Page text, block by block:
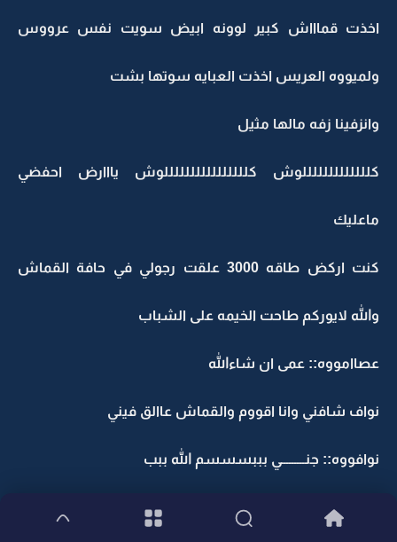
اخذت قماااش كبير لوونه ابيض سويت نفس عرووس
ولميووه العريس اخذت العبايه سوتها بشت
وانزفينا زفه مالها مثيل
كلللللللللللللوش كللللللللللللللللوش يااارض احفضي
ماعليك
كنت اركض طاقه 3000 علقت رجولي في حافة القماش
والله لايوركم طاحت الخيمه على الشباب
عصاامووه:: عمى ان شاءالله
نواف شافني وانا اقووم والقماش عاالق فيني
نوافووه:: جنـــــــــي بببسسسم الله ببب
هاديووه:: يااشبااب برى بسرعه